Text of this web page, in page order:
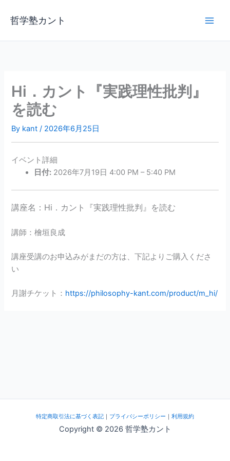
ス
哲学塾カント
Hi．カント『実践理性批判』
を読む
By kant/ 2026年6月25日
イベント詳細
日付: 2026年7月19日 4:00 PM – 5:40 PM
講座名：Hi ．カント『実践理性批判』を読む
講師：檜垣良成
講座受講のお申込みがまだの方は、下記よりご購入くださ
い
月謝チケット： https://philosophy-kant.com/product/m_hi/
特定商取引法に基づく表記 ｜ プライバシーポリシー ｜ 利用規約
Copyright © 2026 哲学塾カント